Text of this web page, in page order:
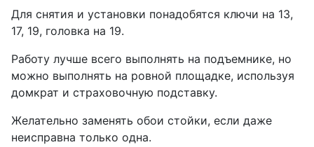
Для снятия и установки понадобятся ключи на 13,
17, 19, головка на 19.
Работу лучше всего выполнять на подъемнике, но
можно выполнять на ровной площадке, используя
домкрат и страховочную подставку.
Желательно заменять обои стойки, если даже
неисправна только одна.